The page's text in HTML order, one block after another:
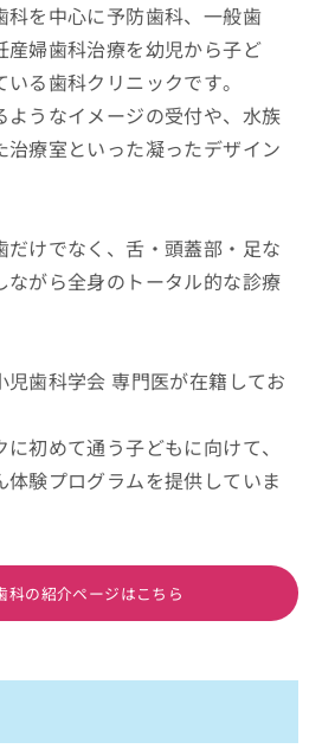
科を中心に予防歯科、一般歯
産婦歯科治療を幼児から子ど
る歯科クリニックです。
ようなイメージの受付や、水族
療室といった凝ったデザイン
だけでなく、舌・頭蓋部・足な
ながら全身のトータル的な診療
歯科学会 専門医が在籍してお
初めて通う子どもに向けて、
験プログラムを提供していま
科の紹介ページはこちら